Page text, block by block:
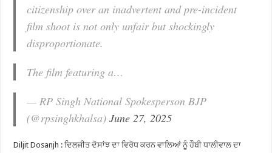
citizenship over an inadvertent and pre-incident
film shoot is not only unfair but shockingly
disproportionate.
The film featuring a…
— RP Singh National Spokesperson BJP
(@rpsinghkhalsa)June 27, 2025
Diljit Dosanjh : ਦਿਲਜੀਤ ਦੋਸਾਂਝ ਦਾ ਵਿਰੋਧ ਕਰਨ ਵਾਲਿਆਂ ਨੂੰ ਹੌਬੀ ਧਾਲੀਵਾਲ ਦਾ